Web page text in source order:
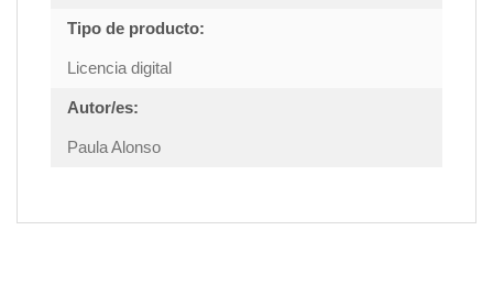
Tipo de producto:
Licencia digital
Autor/es:
Paula Alonso